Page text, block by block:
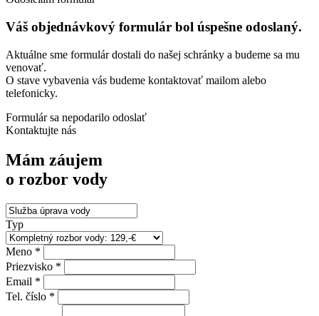
Váš objednávkový formulár bol úspešne odoslaný.
Aktuálne sme formulár dostali do našej schránky a budeme sa mu
venovať.
O stave vybavenia vás budeme kontaktovať mailom alebo
telefonicky.
Formulár sa nepodarilo odoslať
Kontaktujte nás
Mám záujem
o rozbor vody
Typ
Meno *
Priezvisko *
Email *
Tel. číslo *